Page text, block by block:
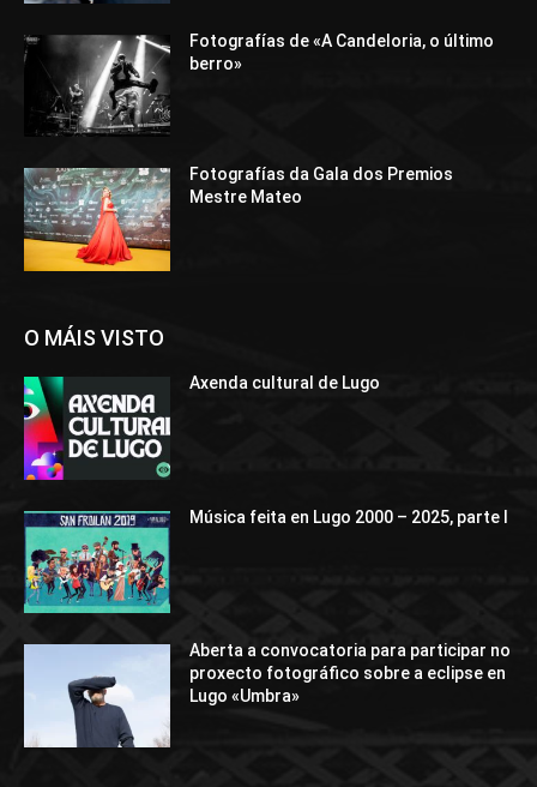
Fotografías de «A Candeloria, o último
berro»
Fotografías da Gala dos Premios
Mestre Mateo
O MÁIS VISTO
Axenda cultural de Lugo
Música feita en Lugo 2000 – 2025, parte I
Aberta a convocatoria para participar no
proxecto fotográfico sobre a eclipse en
Lugo «Umbra»